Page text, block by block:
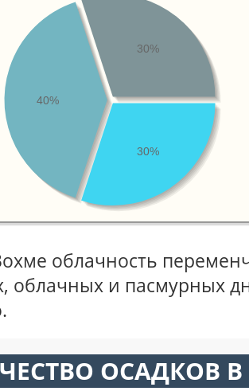
30%
40%
30%
облачность
облачных и пасмурных
ОСАДКОВ